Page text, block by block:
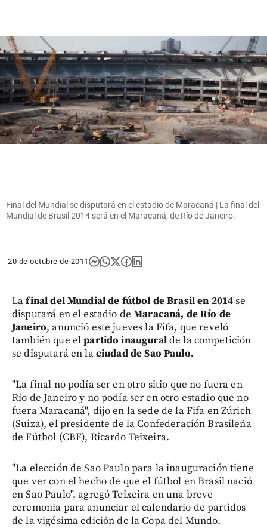
Final del Mundial se disputará en el estadio de Maracaná | La final del
Mundial de Brasil 2014 será en el Maracaná, de Río de Janeiro.
20 de octubre de 2011
Lafinal del Mundial de fútbol de Brasil en 2014se
disputará en el estadio de Maracaná, de Río de
Janeiro, anunció este jueves la Fifa, que reveló
también que elpartido inauguralde la competición
se disputará en laciudad de Sao Paulo.
"La final no podía ser en otro sitio que no fuera en
Río de Janeiro y no podía ser en otro estadio que no
fuera Maracaná", dijo en la sede de la Fifa en Zúrich
(Suiza), el presidente de la Confederación Brasileña
de Fútbol (CBF), Ricardo Teixeira.
"La elección de Sao Paulo para la inauguración tiene
que ver con el hecho de que el fútbol en Brasil nació
en Sao Paulo", agregó Teixeira en una breve
ceremonia para anunciar el calendario de partidos
de la vigésima edición de la Copa del Mundo.